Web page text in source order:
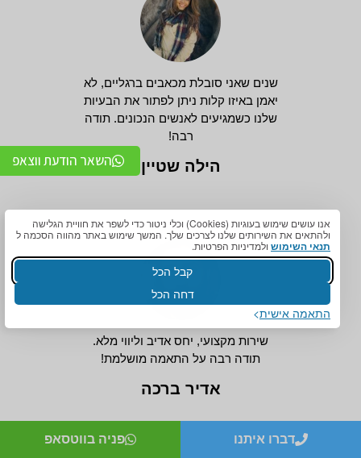
אנו עושים שימוש בעוגיות (Cookies) וכלי ניטור כדי לשפר את חוויית הגלישה
ולהתאים את השירותים שלנו לצרכים שלך. המשך שימוש באתר מהווה הסכמה ל
תנאי השימוש ולמדיניות הפרטיות.
קבל הכל
דחה הכל
התאמה אישית
שנים שאני סובלת מכאבים ברגליים, לא
יאמן באיזו קלות ניתן לפתור את הבעיות
שלנו כשמגיעים לאנשים הנכונים. תודה
רבה!
הילה שטיין
שירות מקצועי, יחס אדיב וליווי מלא.
תודה רבה על התאמה מושלמת!
אדיר ברכה
השאר הודעת ווצאפ
דברו איתנו פניה בווטסאפ